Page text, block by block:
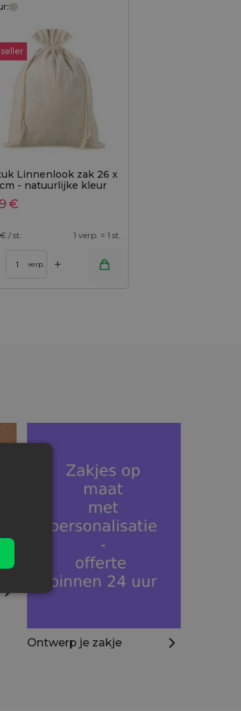
Linnenlook zak 26 x
- natuurlijke kleur
€
€ / st. 1 verp. = 1 st.
verp. +
Ontwerp je zakje